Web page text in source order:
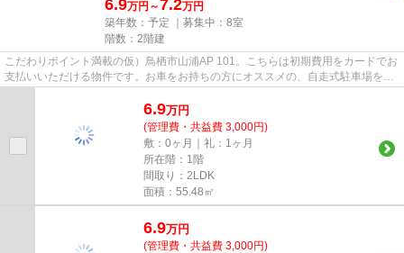
6.9万円～7.2万円
築年数：予定 ｜募集中： 8室
階数：2階建
こだわりポイント満載の仮）鳥栖市山浦AP 101。こちらは初期費用をカードでお
支払いいただける物件です。お車をお持ちの方にオススメの、自走式駐車場を利
用できる物件です。陽当たり...
6.9万円
(管理費・共益費 3,000円)
敷：0ヶ月｜礼：1ヶ月
所在階：1階
間取り：2LDK
面積：55.48㎡
6.9万円
(管理費・共益費 3,000円)